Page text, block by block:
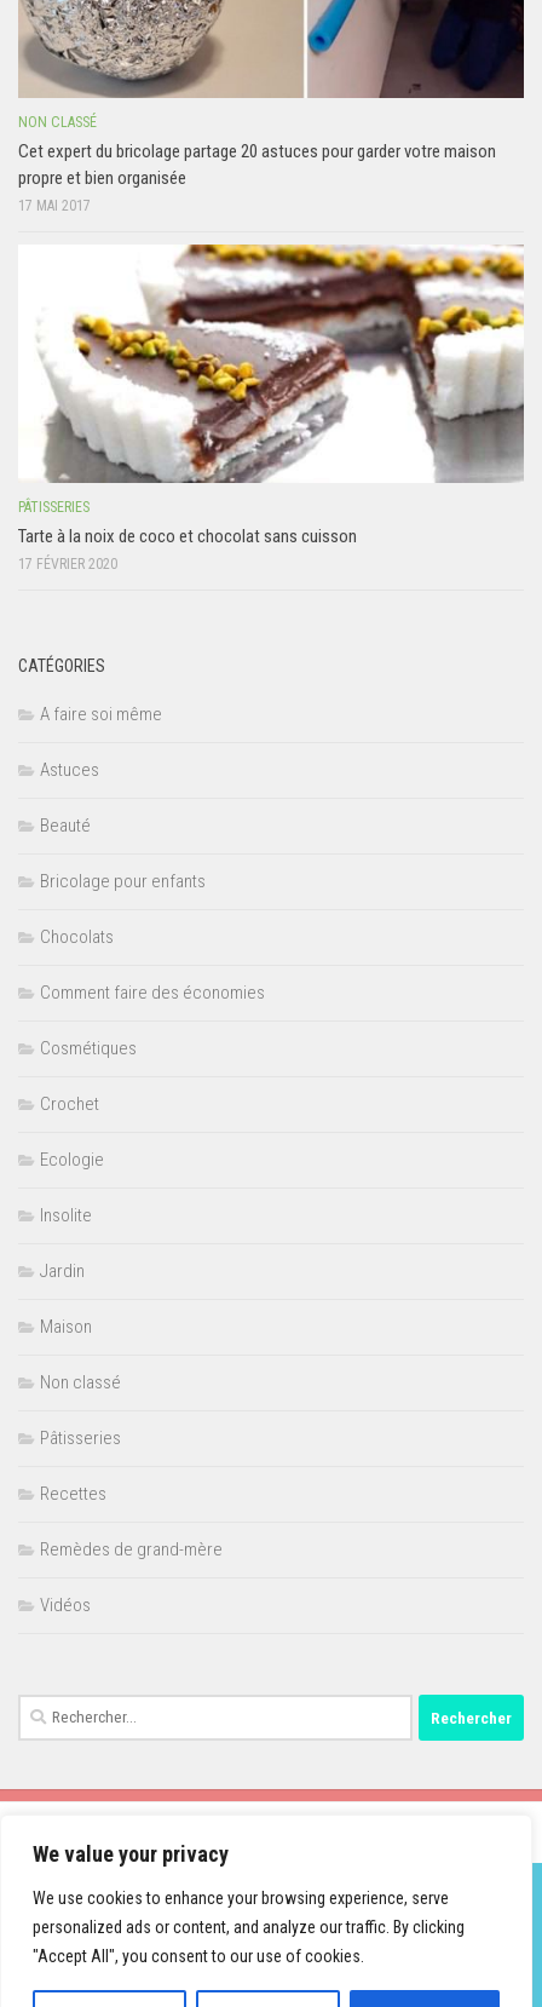
We value your privacy
We use cookies to enhance your browsing experience, serve
personalized ads or content, and analyze our traffic. By clicking
"Accept All", you consent to our use of cookies.
NON CLASSÉ
Cet expert du bricolage partage 20 astuces pour garder votre maison
propre et bien organisée
17 MAI 2017
PÂTISSERIES
Tarte à la noix de coco et chocolat sans cuisson
17 FÉVRIER 2020
CATÉGORIES
A faire soi même
Astuces
Beauté
Bricolage pour enfants
Chocolats
Comment faire des économies
Cosmétiques
Crochet
Ecologie
Insolite
Jardin
Maison
Non classé
Pâtisseries
Recettes
Remèdes de grand-mère
Vidéos
Rechercher :